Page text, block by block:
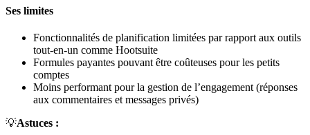
Ses limites
Fonctionnalités de planification limitées par rapport aux outils
tout-en-un comme Hootsuite
Formules payantes pouvant être coûteuses pour les petits
comptes
Moins performant pour la gestion de l’engagement (réponses
aux commentaires et messages privés)
💡Astuces :